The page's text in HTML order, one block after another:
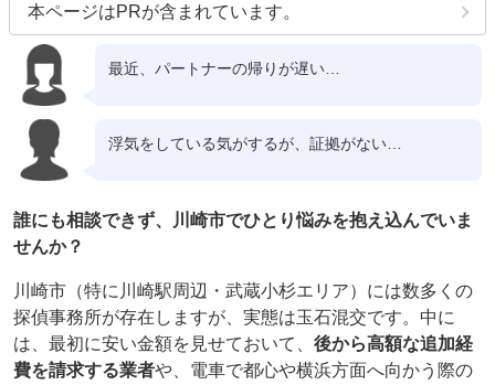
本ページはPRが含まれています。
最近、パートナーの帰りが遅い…
浮気をしている気がするが、証拠がない…
誰にも相談できず、川崎市でひとり悩みを抱え込んでいま
せんか？
川崎市（特に川崎駅周辺・武蔵小杉エリア）には数多くの
探偵事務所が存在しますが、実態は玉石混交です。中に
は、最初に安い金額を見せておいて、 後から高額な追加経
費を請求する業者や、電車で都心や横浜方面へ向かう際の